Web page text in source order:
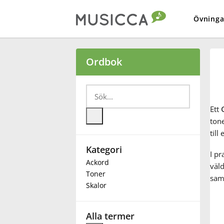
Български
Deutsch
Ordbok
Kategori
Ackord
Toner
Skalor
Alla termer
Ett
till
I